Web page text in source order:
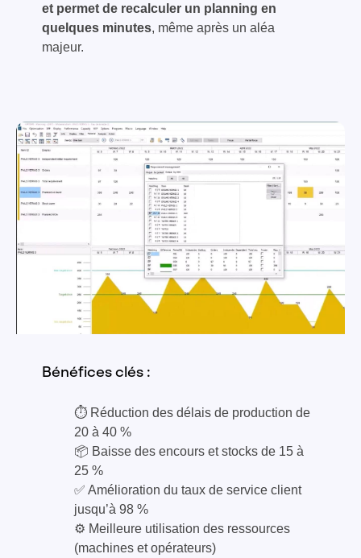
et permet de recalculer un planning en
quelques minutes, même après un aléa
majeur.
Bénéfices clés :
⏱ Réduction des délais de production de
20 à 40 %
📦 Baisse des encours et stocks de 15 à
25 %
✅ Amélioration du taux de service client
jusqu’à 98 %
⚙️ Meilleure utilisation des ressources
(machines et opérateurs)